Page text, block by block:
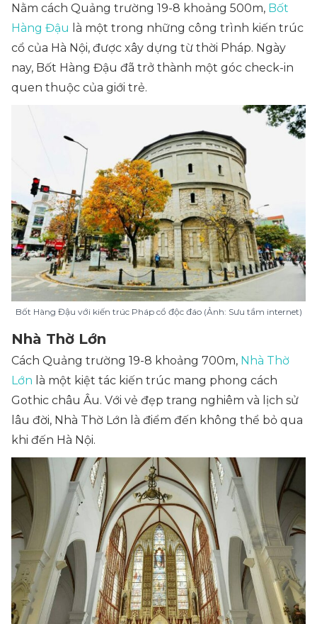
Nằm cách Quảng trường 19-8 khoảng 500m, Bốt
Hàng Đậu là một trong những công trình kiến trúc
cổ của Hà Nội, được xây dựng từ thời Pháp. Ngày
nay, Bốt Hàng Đậu đã trở thành một góc check-in
quen thuộc của giới trẻ.
Bốt Hàng Đậu với kiến trúc Pháp cổ độc đáo (Ảnh: Sưu tầm internet)
Nhà Thờ Lớn
Cách Quảng trường 19-8 khoảng 700m, Nhà Thờ
Lớn là một kiệt tác kiến trúc mang phong cách
Gothic châu Âu. Với vẻ đẹp trang nghiêm và lịch sử
lâu đời, Nhà Thờ Lớn là điểm đến không thể bỏ qua
khi đến Hà Nội.